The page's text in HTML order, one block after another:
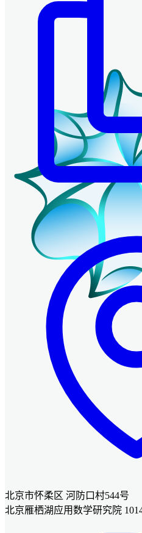
北京市怀柔区 河防口村544号
北京雁栖湖应用数学研究院